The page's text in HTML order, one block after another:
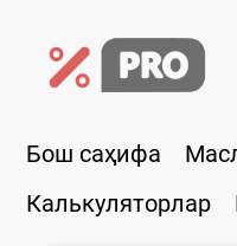
Бош саҳифа
Калькуляторлар